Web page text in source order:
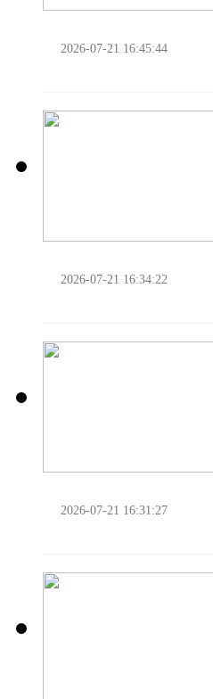
2026-07-21 16:45:44
2026-07-21 16:34:22
2026-07-21 16:31:27